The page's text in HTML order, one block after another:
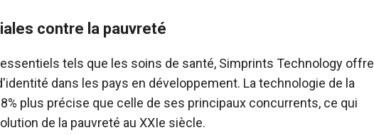
contre la pauvreté
tels que les soins de santé, Simprints Technology offre
dans les pays en développement. La technologie de la
plus précise que celle de ses principaux concurrents, ce qui
de la pauvreté au XXIe siècle.